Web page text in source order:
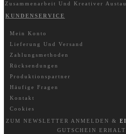
Zusammenarbeit Und Kreativer
KUNDENSERVICE
Mein Konto
Lieferung Und Versand
Zahlungsmethoden
Rücksendungen
Produktionspartner
Häufige Fragen
Kontakt
Cookies
ZUM NEWSLETTER ANM ELDEN &
GUTSCHEIN